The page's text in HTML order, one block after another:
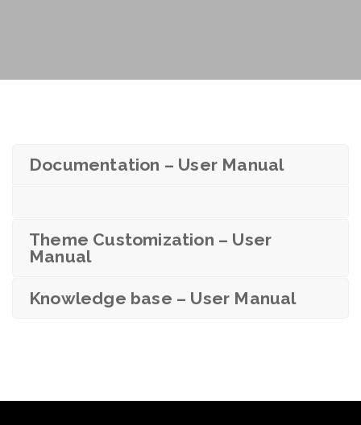
Documentation – User Manual
Theme Customization – User
Manual
Knowledge base – User Manual